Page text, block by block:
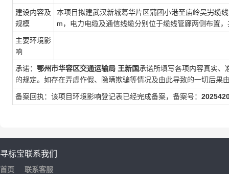
建设内容及
规模
本项目拟建武汉新城葛华片区蒲团小港至庙岭吴屴缆
m，电力电缆及通信线缆分别位于缆线管廊两侧布置
主要环境影
响
承诺： 鄂州市华容区交通运输局 王新国承诺所填写各项内容真实、
的规定。如存在弄虚作假、隐瞒欺骗等情况及由此导致的一切后果
备案回执：该项目环境影响登记表已经完成备案，备案号：
寻标宝
首页
联系我们
联系客服